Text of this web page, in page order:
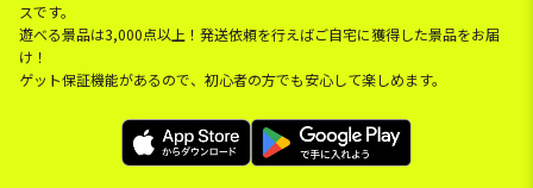
スです。
遊べる景品は3,000点以上！発送依頼を行えばご自宅に獲得した景品をお届
け！
ゲット保証機能があるので、初心者の方でも安心して楽しめます。